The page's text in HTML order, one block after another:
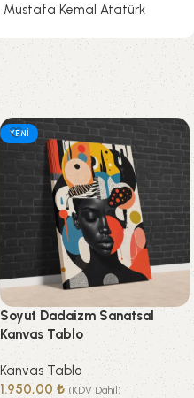
Mustafa Kemal Atatürk
YENI
Soyut Dadaizm Sanatsal
Kanvas Tablo
Kanvas Tablo
1.950,00 ₺ (KDV Dahil)